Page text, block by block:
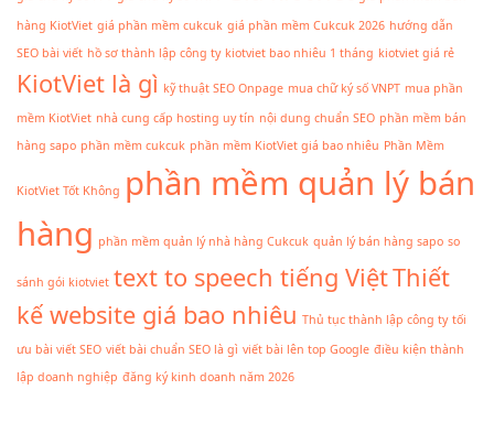
hàng KiotViet giá phần mềm cukcuk giá phần mềm Cukcuk 2026 hướng dẫn
SEO bài viết hồ sơ thành lập công ty kiotviet bao nhiêu 1 tháng kiotviet giá rẻ
KiotViet là gì kỹ thuật SEO Onpage mua chữ ký số VNPT mua phần
mềm KiotViet nhà cung cấp hosting uy tín nội dung chuẩn SEO phần mềm bán
hàng sapo phần mềm cukcuk phần mềm KiotViet giá bao nhiêu Phần Mềm
KiotViet Tốt Không phần mềm quản lý bán
hàng phần mềm quản lý nhà hàng Cukcuk quản lý bán hàng sapo so
sánh gói kiotviet text to speech tiếng ViệtThiết
kế website giá bao nhiêu Thủ tục thành lập công ty tối
ưu bài viết SEO viết bài chuẩn SEO là gì viết bài lên top Google điều kiện thành
lập doanh nghiệp đăng ký kinh doanh năm 2026